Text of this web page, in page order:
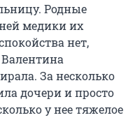
Родные
медики их
нет,
За несколько
дочери и просто
у нее тяжелое